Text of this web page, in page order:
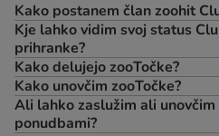
Kako postanem član zoohit
Kje lahko vidim svoj status
prihranke?
Kako delujejo zooTočke?
Kako unovčim zooTočke?
Ali lahko zaslužim ali
ponudbami?